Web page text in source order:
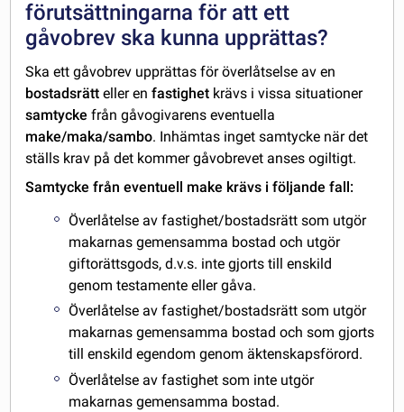
förutsättningarna för att ett
gåvobrev ska kunna upprättas?
Ska ett gåvobrev upprättas för överlåtselse av en
bostadsrätt eller enfastighet krävs i vissa situationer
samtycke från gåvogivarens eventuella
make/maka/sambo. Inhämtas inget samtycke när det
ställs krav på det kommer gåvobrevet anses ogiltigt.
Samtycke från eventuell make krävs i följande fall:
Överlåtelse av fastighet/bostadsrätt som utgör
makarnas gemensamma bostad och utgör
giftorättsgods, d.v.s. inte gjorts till enskild
genom testamente eller gåva.
Överlåtelse av fastighet/bostadsrätt som utgör
makarnas gemensamma bostad och som gjorts
till enskild egendom genom äktenskapsförord.
Överlåtelse av fastighet som inte utgör
makarnas gemensamma bostad.